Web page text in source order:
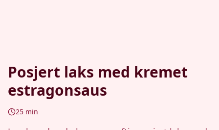
Posjert laks med kremet
estragonsaus
25 min